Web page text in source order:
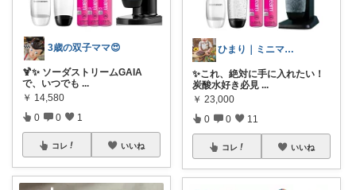
3歳の双子ママ😍
🍹✨ ソーダストリームGAIA
で、いつでも ...
￥ 14,580
0 0 1
コレ いいね
ひまり｜ミニマルな育児と時短グッズ
✨これ、絶対に手に入れたい！
炭酸水好き必見 ...
￥ 23,000
0 0 11
コレ いいね